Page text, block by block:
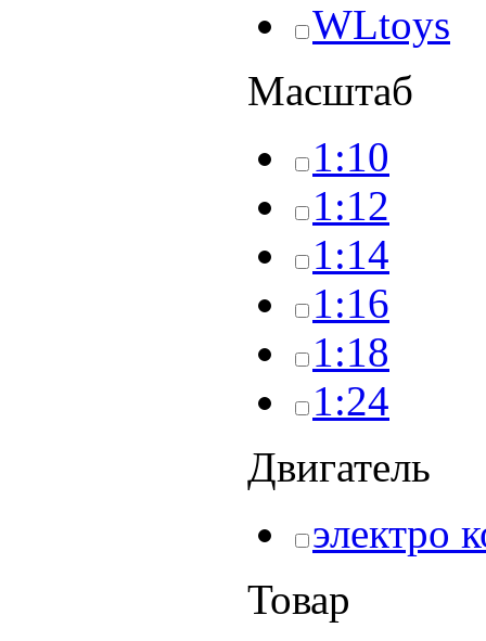
WLtoys
Масштаб
1:10
1:12
1:14
1:16
1:18
1:24
Двигатель
электро
Товар